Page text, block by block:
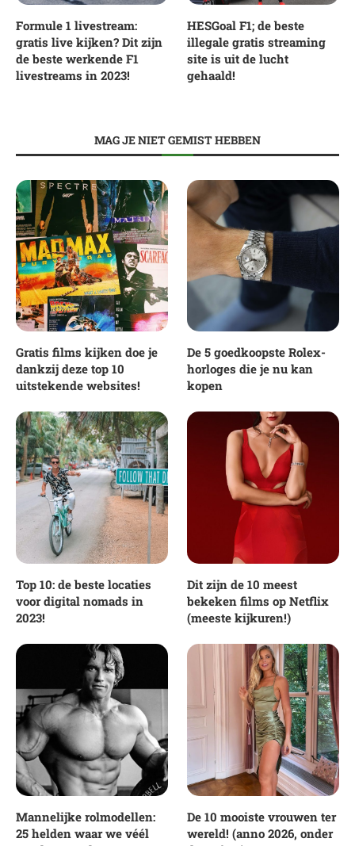
Formule 1 livestream:
gratis live kijken? Dit zijn
de beste werkende F1
livestreams in 2023!
HESGoal F1; de beste
illegale gratis streaming
site is uit de lucht
gehaald!
MAG JE NIET GEMIST HEBBEN
Gratis films kijken doe je
dankzij deze top 10
uitstekende websites!
De 5 goedkoopste Rolex-
horloges die je nu kan
kopen
Top 10: de beste locaties
voor digital nomads in
2023!
Dit zijn de 10 meest
bekeken films op Netflix
(meeste kijkuren!)
Mannelijke rolmodellen:
25 helden waar we véél
De 10 mooiste vrouwen ter
wereld! (anno 2026, onder